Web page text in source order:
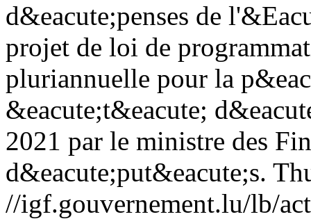
d&eacute;penses de
projet de loi de
pluriannuelle pour la
&eacute;t&eacute;
2021 par le ministre des
d&eacute;put&eacute;s.
//igf.gouvernement.lu/lb/